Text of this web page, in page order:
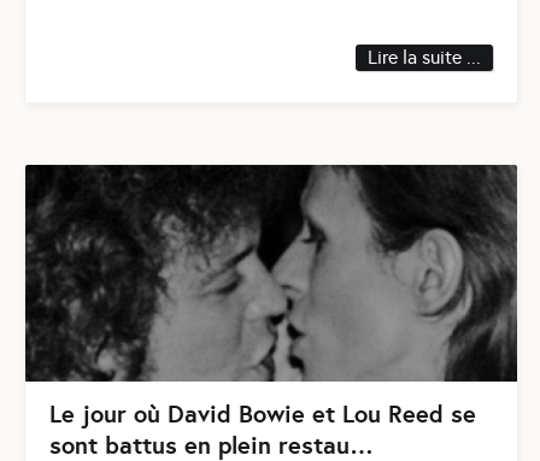
Lire la suite ...
Le jour où David Bowie et Lou Reed se
sont battus en plein restau…